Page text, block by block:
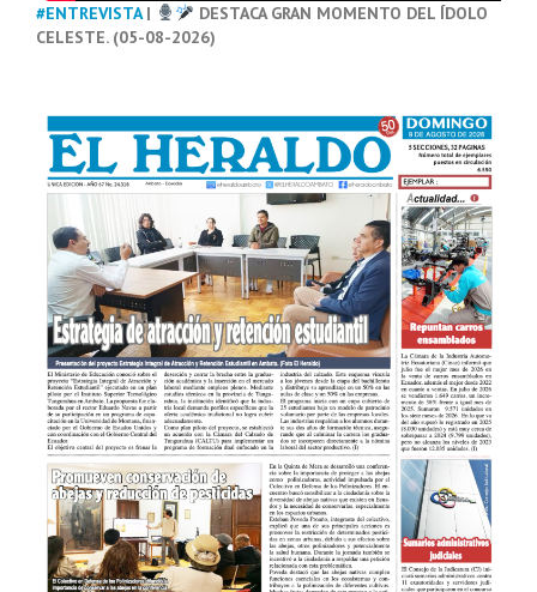
#ENTREVISTA|
DESTACA GRAN MOMENTO DEL ÍDOLO
CELESTE. (05-08-2026)